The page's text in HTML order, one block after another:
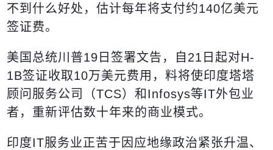
不到什么好处，估计每年将支付约140亿美元
签证费。
美国总统川普19 日签署文告，自 21 日起对H-
1B签证收取10万美元费用，料将使印度塔塔
顾问服务公司（TCS）和Infosys等IT外包业
者，重新评估数十年来的商业模式。
印度IT服务业正苦于因应地缘政治紧张升温、